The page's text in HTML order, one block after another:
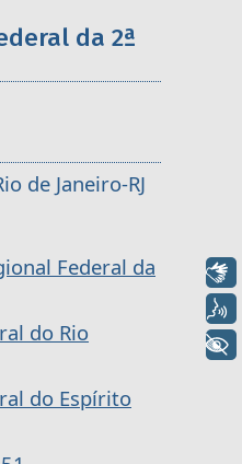
da 2ª
de Janeiro-RJ
Federal da
do Rio
do Espírito
Libras
+ Acessibilidade